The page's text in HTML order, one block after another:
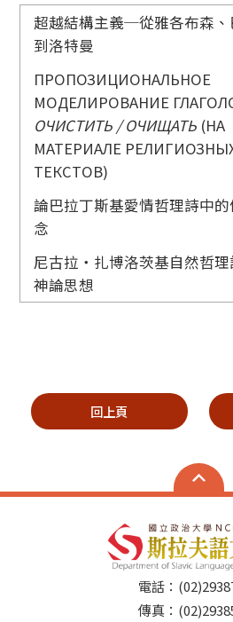
超越結構主義─從雅各布森、
到洛特曼
ПРОПОЗИЦИОНАЛЬНОЕ
МОДЕЛИРОВАНИЕ
ОЧИСТИТЬ / ОЧИЩАТЬ (НА
МАТЕРИАЛЕ
ТЕКСТОВ)
論巴拉丁斯基愛情哲理詩中
念
尼古拉‧扎博洛茨基自然哲理
神論思想
回上頁
電話：
傳真：